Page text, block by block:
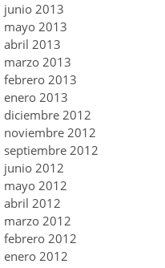
junio 2013
mayo 2013
abril 2013
marzo 2013
febrero 2013
enero 2013
diciembre 2012
noviembre 2012
septiembre 2012
junio 2012
mayo 2012
abril 2012
marzo 2012
febrero 2012
enero 2012